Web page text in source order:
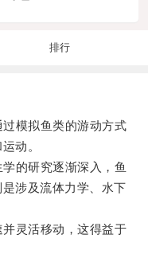
排行
模拟鱼类的游动方式
动。
的研究逐渐深入，鱼
涉及流体力学、水下
灵活移动，这得益于